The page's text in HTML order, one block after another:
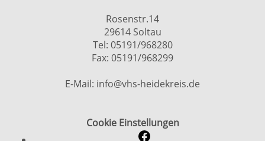
Rosenstr.14
29614 Soltau
Tel: 05191/968280
Fax: 05191/968299
E-Mail: info@vhs-heidekreis.de
Cookie Einstellungen